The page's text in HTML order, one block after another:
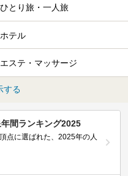
ひとり旅・一人旅
ホテル
エステ・マッサージ
する
間ランキング2025
点に選ばれた、2025年の人